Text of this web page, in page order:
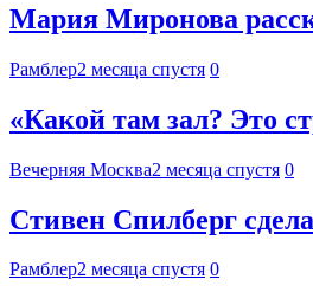
Мария Миронова
Рамблер2 месяца спустя 0
«Какой там зал? Это
Вечерняя Москва2 месяца спустя 0
Стивен Спилберг
Рамблер2 месяца спустя 0